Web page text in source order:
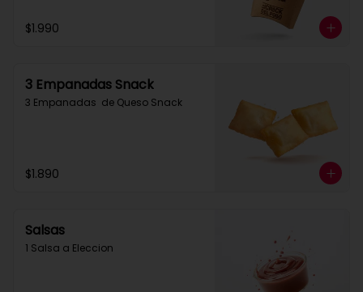
$1.990
3 Empanadas Snack
3 Empanadas  de Queso Snack
$1.890
Salsas
1 Salsa a Eleccion